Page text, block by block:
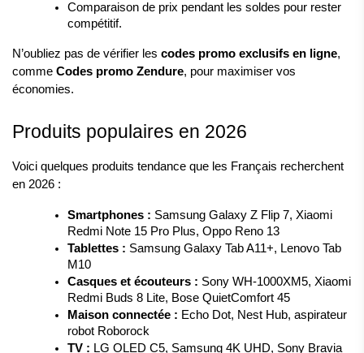
Comparaison de prix pendant les soldes pour rester
compétitif.
N’oubliez pas de vérifier les codes promo exclusifs en ligne,
comme Codes promo Zendure, pour maximiser vos
économies.
Produits populaires en 2026
Voici quelques produits tendance que les Français recherchent
en 2026 :
Smartphones : Samsung Galaxy Z Flip 7, Xiaomi
Redmi Note 15 Pro Plus, Oppo Reno 13
Tablettes : Samsung Galaxy Tab A11+, Lenovo Tab
M10
Casques et écouteurs : Sony WH-1000XM5, Xiaomi
Redmi Buds 8 Lite, Bose QuietComfort 45
Maison connectée : Echo Dot, Nest Hub, aspirateur
robot Roborock
TV : LG OLED C5, Samsung 4K UHD, Sony Bravia